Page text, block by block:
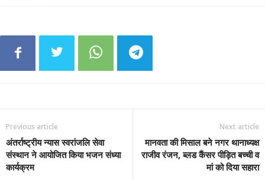
Previous article
अंतर्राष्ट्रीय न्यास स्वरांजलि सेवा
संस्थान ने आयोजित किया भजन संध्या
कार्यक्रम
Next article
मानवता की मिसाल बने नगर थानाध्यक्ष
राजीव रंजन, ब्लड कैंसर पीड़ित बच्ची व
मां को दिया सहारा